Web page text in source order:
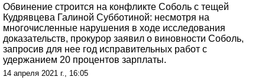
Обвинение строится на конфликте Соболь с тещей
Кудрявцева Галиной Субботиной: несмотря на
многочисленные нарушения в ходе исследования
доказательств, прокурор заявил о виновности Соболь,
запросив для нее год исправительных работ с
удержанием 20 процентов зарплаты.
14 апреля 2021 г., 16:05